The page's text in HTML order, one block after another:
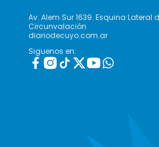
Av. Alem Sur 1639. Esquina Lateral
Circunvalación
diariodecuyo.com.ar
Siguenos en: